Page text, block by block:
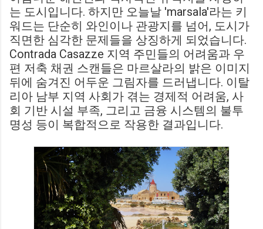
는 도시입니다. 하지만 오늘날 'marsala'라는 키
워드는 단순히 와인이나 관광지를 넘어, 도시가
직면한 심각한 문제들을 상징하게 되었습니다.
Contrada Casazze 지역 주민들의 어려움과 우
편 저축 채권 스캔들은 마르살라의 밝은 이미지
뒤에 숨겨진 어두운 그림자를 드러냅니다. 이탈
리아 남부 지역 사회가 겪는 경제적 어려움, 사
회 기반 시설 부족, 그리고 금융 시스템의 불투
명성 등이 복합적으로 작용한 결과입니다.